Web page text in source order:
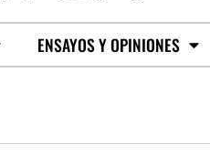
ENSAYOS Y OPINIONES